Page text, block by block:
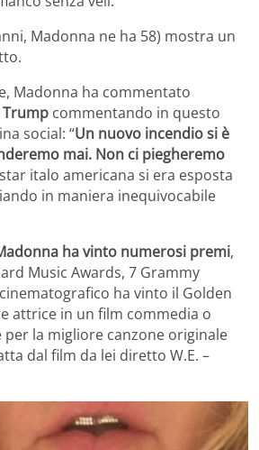
Madonna ne ha 58) mostra un
Madonna ha commentato
commentando in questo
social: “Un nuovo incendio si è
mai. Non ci piegheremo
italo americana si era esposta
in maniera inequivocabile
ha vinto numerosi premi,
Music Awards, 7 Grammy
ha vinto il Golden
attrice in un film commedia o
per la migliore canzone originale
dal film da lei diretto W.E. –